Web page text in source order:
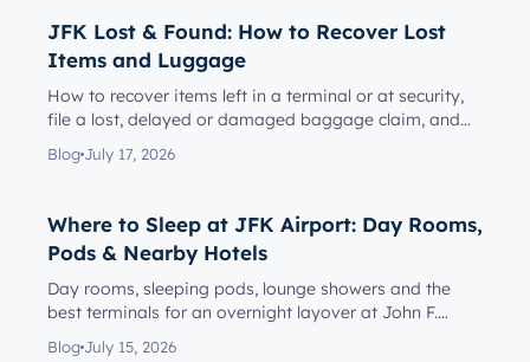
JFK Lost & Found: How to Recover Lost
Items and Luggage
How to recover items left in a terminal or at security,
file a lost, delayed or damaged baggage claim, and
reach the rig...
Blog July 17, 2026
Where to Sleep at JFK Airport: Day Rooms,
Pods & Nearby Hotels
Day rooms, sleeping pods, lounge showers and the
best terminals for an overnight layover at John F.
Kennedy Internationa...
Blog July 15, 2026